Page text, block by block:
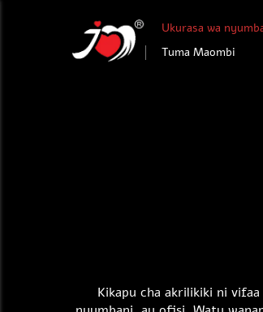
Ukurasa wa
Tuma Maombi
Kikapu cha akrilikiki ni